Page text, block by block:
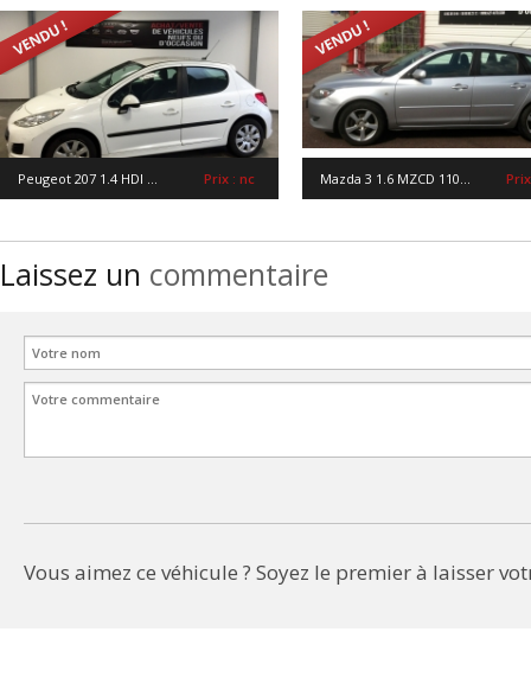
Peugeot 207 1.4 HDI ... Prix : nc Mazda 3 1.6 MZCD 110...
Laissez un commentaire
Vous aimez ce véhicule ? Soyez le premier à laisser